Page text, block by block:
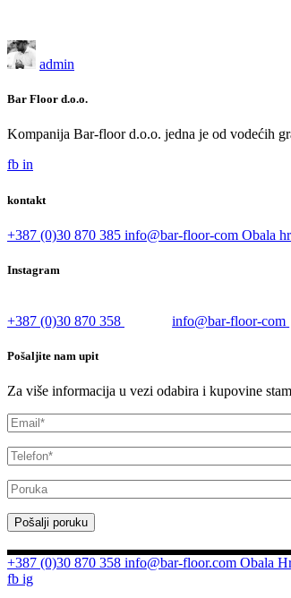
admin
Bar Floor d.o.o.
Kompanija Bar-floor d.o.o. jedna je od vodećih
fb in
kontakt
+387 (0)30 870 385 info@bar-floor-com Obala
Instagram
+387 (0)30 870 358 info@bar-floor-com
Pošaljite nam upit
Za više informacija u vezi odabira i kupovine
Pošalji poruku
+387 (0)30 870 358 info@bar-floor.com Obala
fb ig